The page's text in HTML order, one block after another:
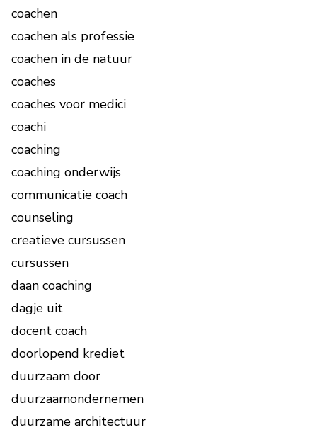
coachen
coachen als professie
coachen in de natuur
coaches
coaches voor medici
coachi
coaching
coaching onderwijs
communicatie coach
counseling
creatieve cursussen
cursussen
daan coaching
dagje uit
docent coach
doorlopend krediet
duurzaam door
duurzaamondernemen
duurzame architectuur